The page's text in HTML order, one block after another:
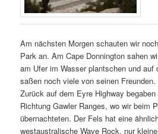
Am nächsten Morgen schauten wir
Park an. Am Cape Donnington sahen
am Ufer im Wasser plantschen und auf
saßen noch viele von seinen Freunden.
Zurück auf dem Eyre Highway
Richtung Gawler Ranges, wo wir beim
übernachteten. Der Fels hat eine
westaustralische Wave Rock, nur